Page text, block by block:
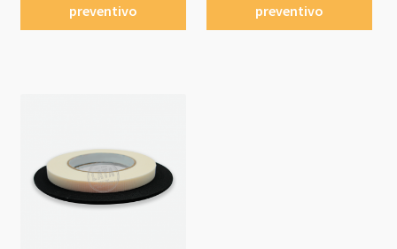
preventivo
preventivo